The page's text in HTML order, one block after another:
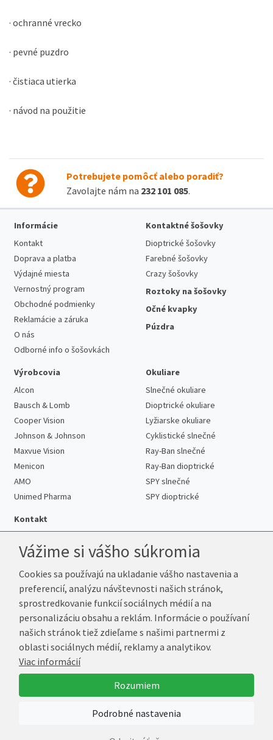
· ochranné vrecko
· pevné puzdro
· čistiaca utierka
· návod na použitie
Potrebujete pomôcť alebo poradiť?
Zavolajte nám na 232 101 085.
Informácie
Kontakt
Doprava a platba
Výdajné miesta
Vernostný program
Obchodné podmienky
Reklamácie a záruka
O nás
Odborné info o šošovkách
Kontaktné šošovky
Dioptrické šošovky
Farebné šošovky
Crazy šošovky
Roztoky na šošovky
Očné kvapky
Púzdra
Výrobcovia
Alcon
Bausch & Lomb
Cooper Vision
Johnson & Johnson
Maxvue Vision
Menicon
AMO
Unimed Pharma
Okuliare
Slnečné okuliare
Dioptrické okuliare
Lyžiarske okuliare
Cyklistické slnečné
Ray-Ban slnečné
Ray-Ban dioptrické
SPY slnečné
SPY dioptrické
Kontakt
Telefón:+421 222 205 863
E-mail:info@k-sosovky.sk
Reklamačná adresa
Andrea Votavová
Revoluční 1017
290 01 Poděbrady
Česká republika
VytvorilMarek Kebza
Vážime si vášho súkromia
Cookies sa používajú na ukladanie vášho nastavenia a
preferencií, analýzu návštevnosti našich stránok,
sprostredkovanie funkcií sociálnych médií a na
personalizáciu obsahu a reklám. Informácie o používaní
našich stránok tiež zdieľame s našimi partnermi z
oblasti sociálnych médií, reklamy a analytikov.
Viac informácií
Rozumiem
Podrobné nastavenia